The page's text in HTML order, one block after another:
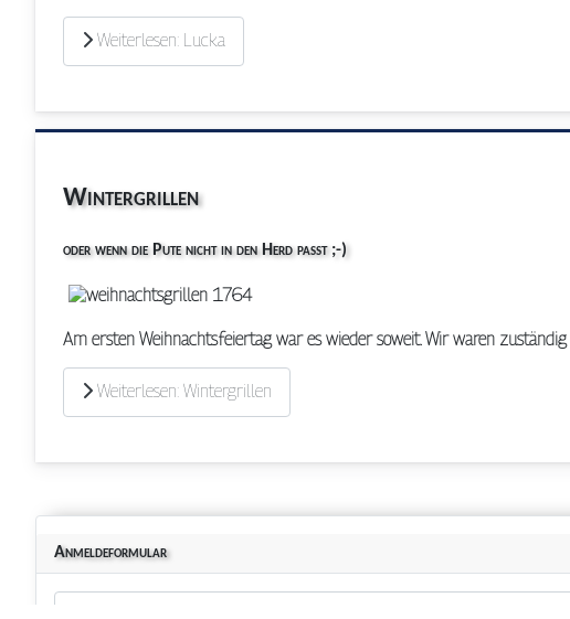
Weiterlesen: Lucka
Wintergrillen
oder wenn die Pute nicht in den Herd passt ;-)
Am ersten Weihnachtsfeiertag war es wieder soweit. Wir waren
Weiterlesen: Wintergrillen
Anmeldeformular
Benutzername